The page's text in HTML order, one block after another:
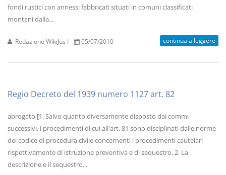
fondi rustici con annessi fabbricati situati in comuni classificati
montani dalla...
Redazione WikiJus I 05/07/2010 continua a leggere
Regio Decreto del 1939 numero 1127 art. 82
abrogato [1. Salvo quanto diversamente disposto dai commi
successivi, i procedimenti di cui all'art. 81 sono disciplinati dalle norme
del codice di procedura civile concernenti i procedimenti cautelari
rispettivamente di istruzione preventiva e di sequestro. 2. La
descrizione e il sequestro...